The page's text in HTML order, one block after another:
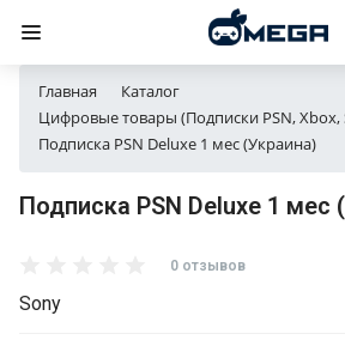
Главная
Каталог
Цифровые товары (Подписки PSN, Xbox,
Подписка PSN Deluxe 1 мес (Украина)
Подписка PSN Deluxe 1 мес
0 отзывов
Sony